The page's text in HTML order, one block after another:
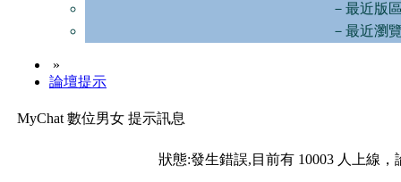
－最近版
－最近瀏
»
論壇提示
MyChat 數位男女 提示訊息
狀態:發生錯誤,目前有 10003 人上線